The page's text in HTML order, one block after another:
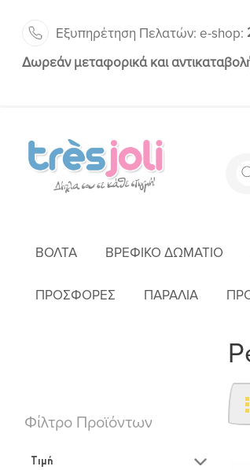
Εξυπηρέτηση Πελατών: e-shop:
Δωρεάν μεταφορικά και
ΒΌΛΤΑ ΒΡΕΦΙΚΌ ΔΩΜΆΤΙΟ
ΠΡΟΣΦΟΡΕΣ ΠΑΡΑΛΙΑ
Φίλτρο Προϊόντων
Τιμή